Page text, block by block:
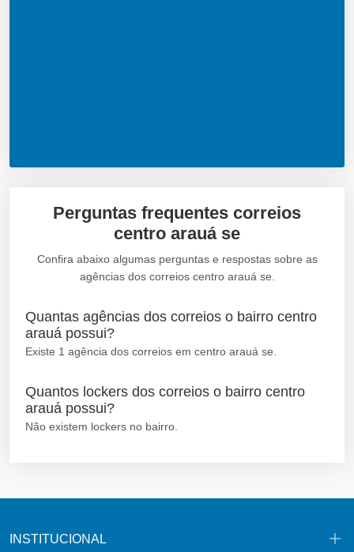
Perguntas frequentes correios
centro arauá se
Confira abaixo algumas perguntas e respostas sobre as
agências dos correios centro arauá se.
Quantas agências dos correios o bairro centro
arauá possui?
Existe 1 agência dos correios em centro arauá se.
Quantos lockers dos correios o bairro centro
arauá possui?
Não existem lockers no bairro.
INSTITUCIONAL